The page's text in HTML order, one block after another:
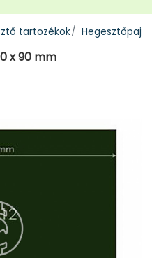
tartozékok
x 90 mm